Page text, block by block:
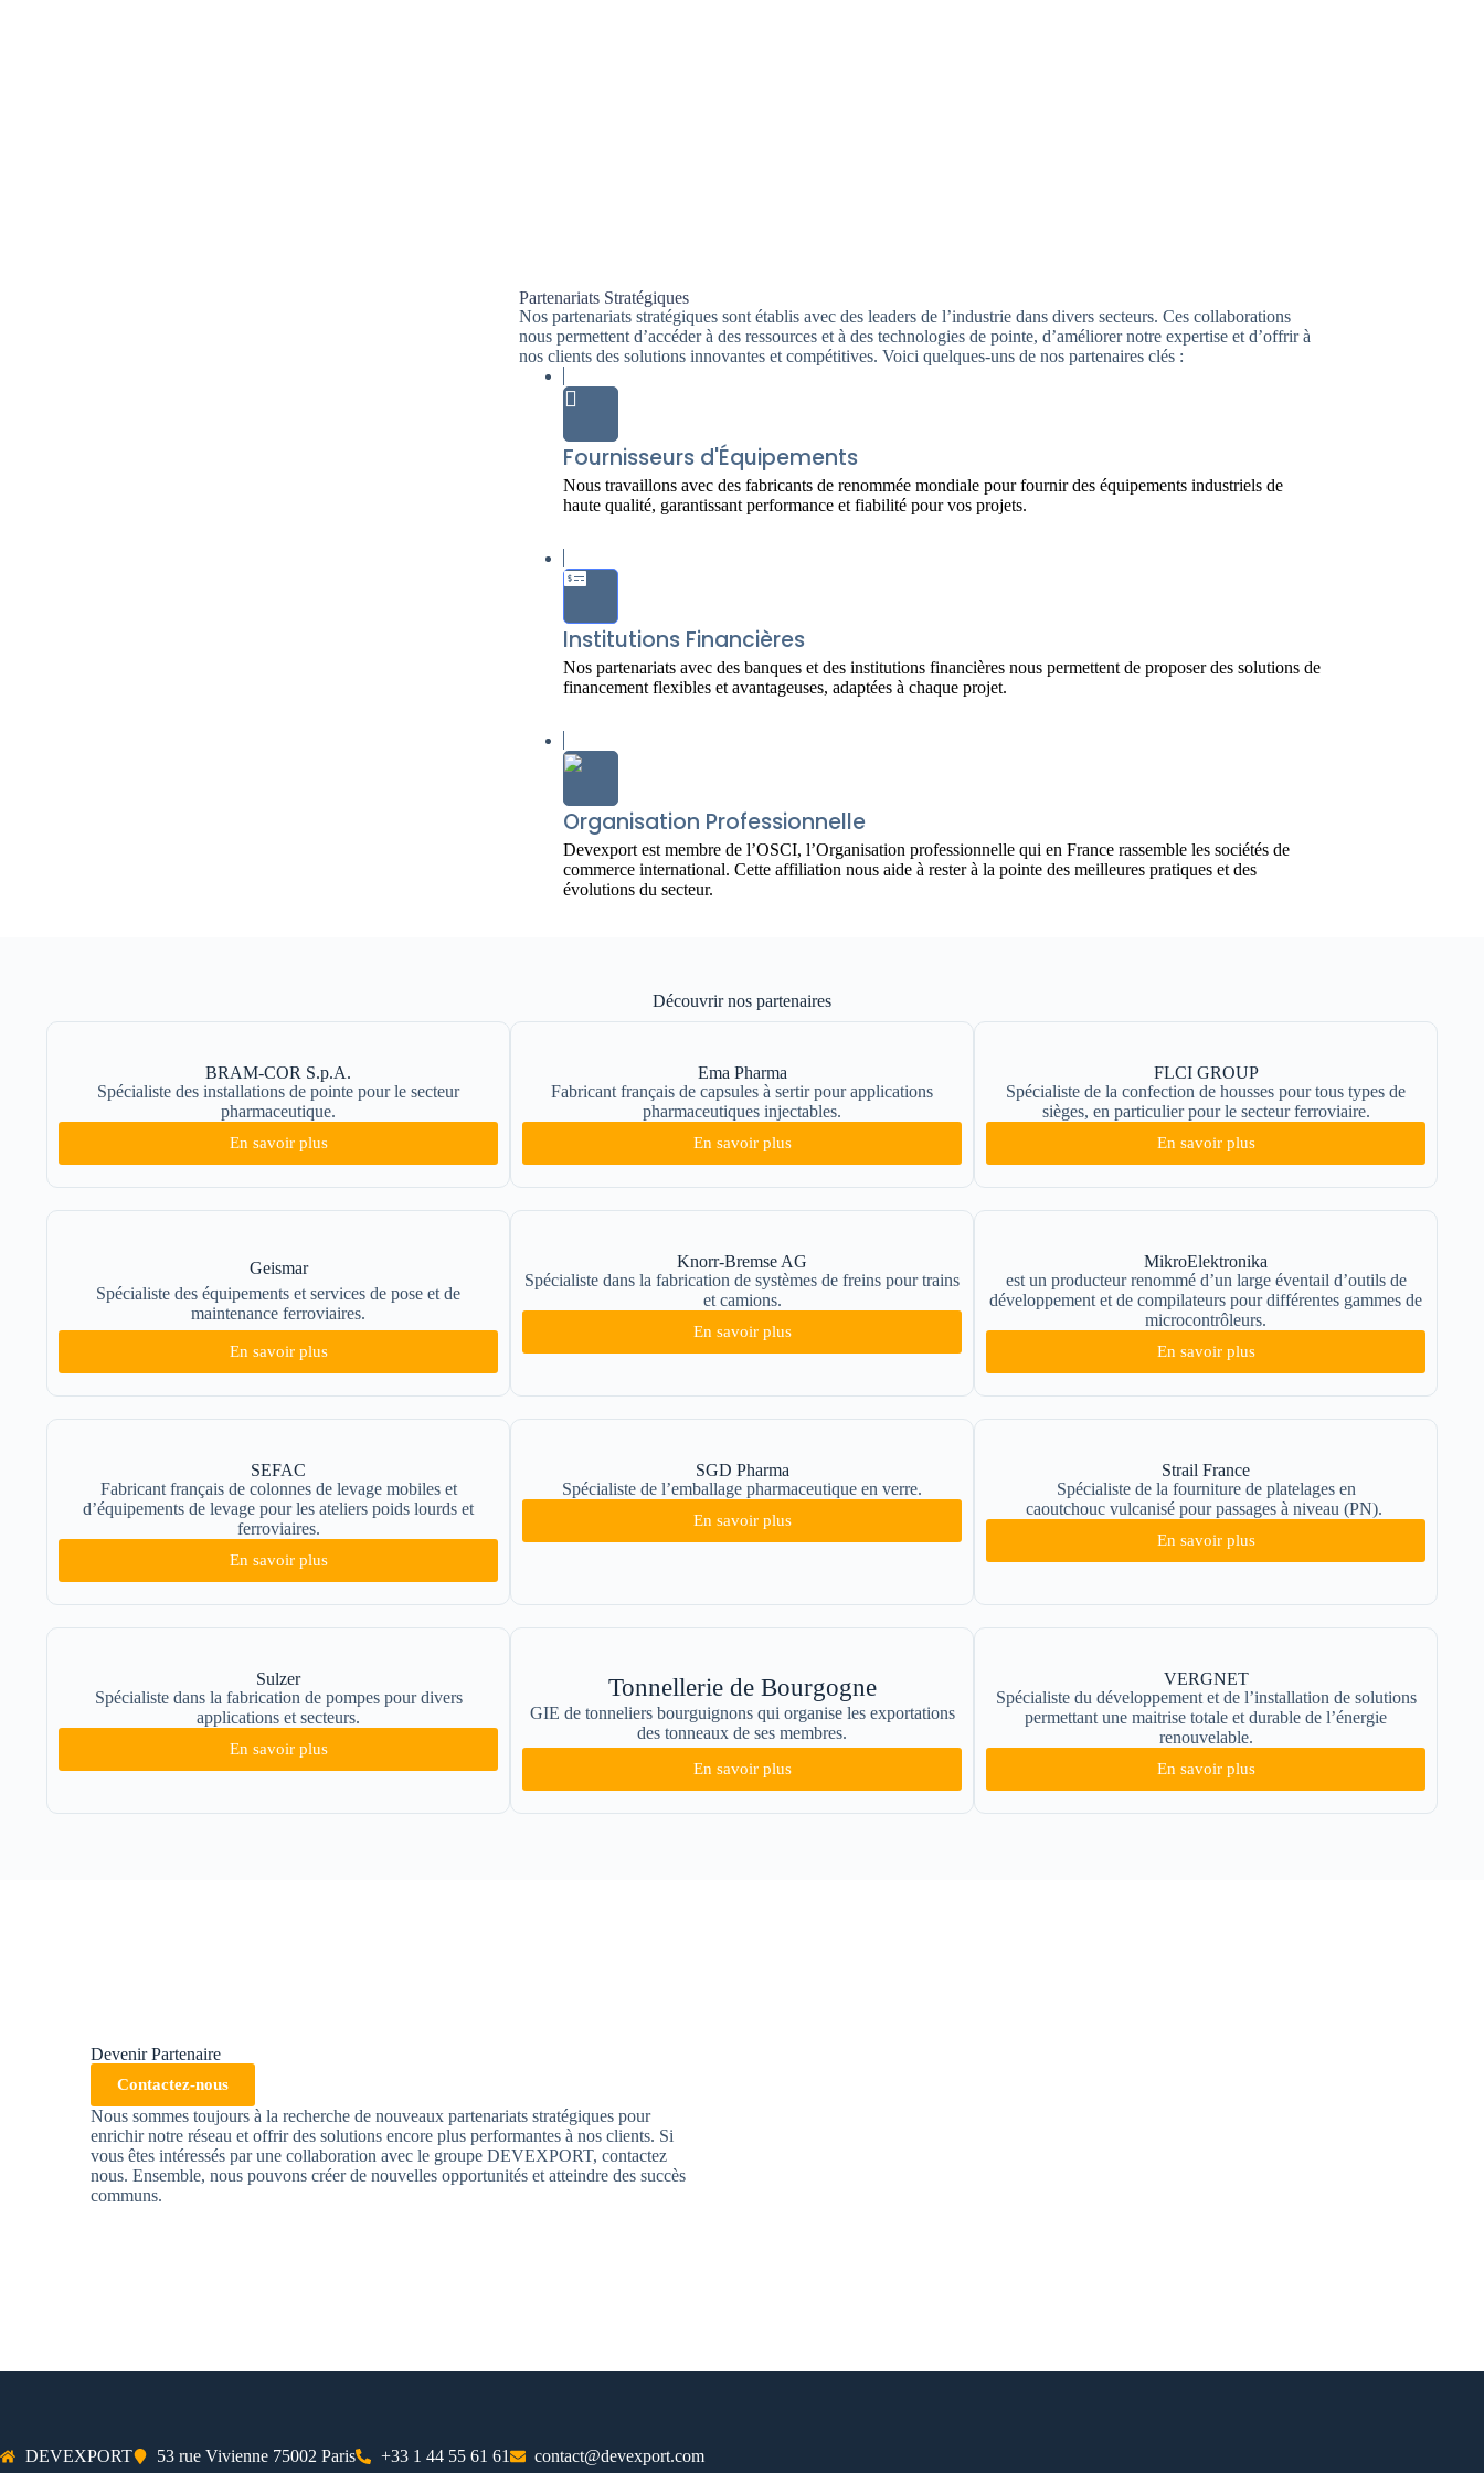
Partenariats Stratégiques
Nos partenariats stratégiques sont établis avec des leaders de l’industrie dans divers secteurs. Ces collaborations
nous permettent d’accéder à des ressources et à des technologies de pointe, d’améliorer notre expertise et d’offrir à
nos clients des solutions innovantes et compétitives. Voici quelques-uns de nos partenaires clés :
Fournisseurs d'Équipements
Nous travaillons avec des fabricants de renommée mondiale pour fournir des équipements industriels de
haute qualité, garantissant performance et fiabilité pour vos projets.
Institutions Financières
Nos partenariats avec des banques et des institutions financières nous permettent de proposer des solutions de
financement flexibles et avantageuses, adaptées à chaque projet.
Organisation Professionnelle
Devexport est membre de l’OSCI, l’Organisation professionnelle qui en France rassemble les sociétés de
commerce international. Cette affiliation nous aide à rester à la pointe des meilleures pratiques et des
évolutions du secteur.
Découvrir nos partenaires
BRAM-COR S.p.A.
Spécialiste des installations de pointe pour le secteur
pharmaceutique.
En savoir plus
Ema Pharma
Fabricant français de capsules à sertir pour applications
pharmaceutiques injectables.
En savoir plus
FLCI GROUP
Spécialiste de la confection de housses pour tous types de
sièges, en particulier pour le secteur ferroviaire.
En savoir plus
Geismar
Spécialiste des équipements et services de pose et de
maintenance ferroviaires.
En savoir plus
Knorr-Bremse AG
Spécialiste dans la fabrication de systèmes de freins pour trains
et camions.
En savoir plus
MikroElektronika
est un producteur renommé d’un large éventail d’outils de
développement et de compilateurs pour différentes gammes de
microcontrôleurs.
En savoir plus
SEFAC
Fabricant français de colonnes de levage mobiles et
d’équipements de levage pour les ateliers poids lourds et
ferroviaires.
En savoir plus
SGD Pharma
Spécialiste de l’emballage pharmaceutique en verre.
En savoir plus
Strail France
Spécialiste de la fourniture de platelages en
caoutchouc vulcanisé pour passages à niveau (PN).
En savoir plus
Sulzer
Spécialiste dans la fabrication de pompes pour divers
applications et secteurs.
En savoir plus
Tonnellerie de Bourgogne
GIE de tonneliers bourguignons qui organise les exportations
des tonneaux de ses membres.
En savoir plus
VERGNET
Spécialiste du développement et de l’installation de solutions
permettant une maitrise totale et durable de l’énergie
renouvelable.
En savoir plus
Devenir Partenaire
Contactez-nous
Nous sommes toujours à la recherche de nouveaux partenariats stratégiques pour
enrichir notre réseau et offrir des solutions encore plus performantes à nos clients. Si
vous êtes intéressés par une collaboration avec le groupe DEVEXPORT, contactez
nous. Ensemble, nous pouvons créer de nouvelles opportunités et atteindre des succès
communs.
DEVEXPORT 53 rue Vivienne 75002 Paris +33 1 44 55 61 61 contact@devexport.com